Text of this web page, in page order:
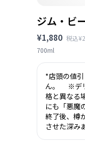
ジム・ビ
¥1,880 税込
700ml
*店頭の値
ん。 ※デリ
格と異なる
にも「悪魔
終了後、樽
させた深み